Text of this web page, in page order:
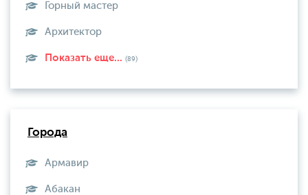
Горный мастер
Архитектор
Показать еще... (89)
Города
Армавир
Абакан